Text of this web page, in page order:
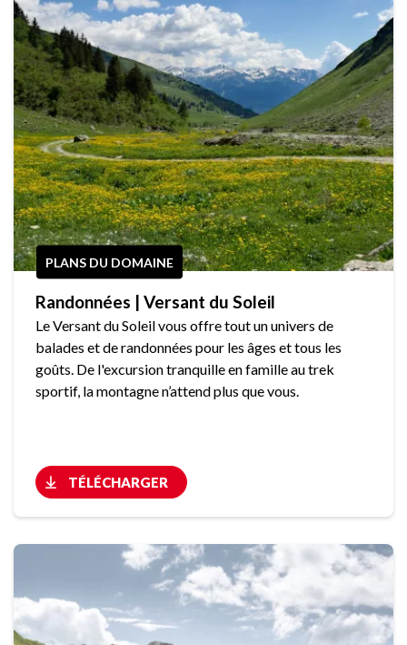
PLANS DU DOMAINE
Randonnées | Versant du Soleil
Le Versant du Soleil vous offre tout un univers de
balades et de randonnées pour les âges et tous les
goûts. De l'excursion tranquille en famille au trek
sportif, la montagne n’attend plus que vous.
TÉLÉCHARGER